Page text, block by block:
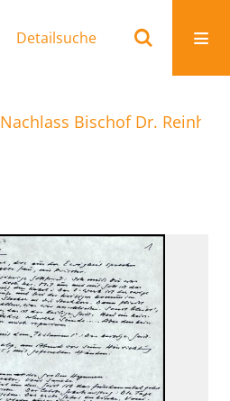
Detailsuche
Nachlass Bischof Dr.